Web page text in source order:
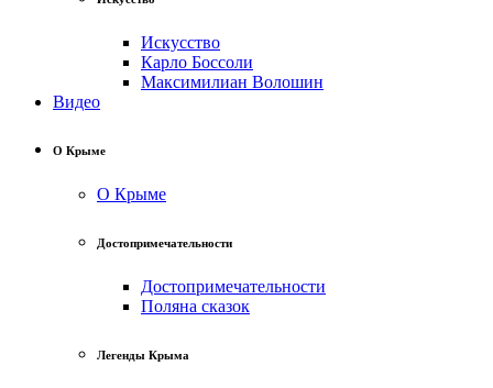
Искусство
Карло Боссоли
Максимилиан Волошин
Видео
О Крыме
О Крыме
Достопримечательности
Достопримечательности
Поляна сказок
Легенды Крыма